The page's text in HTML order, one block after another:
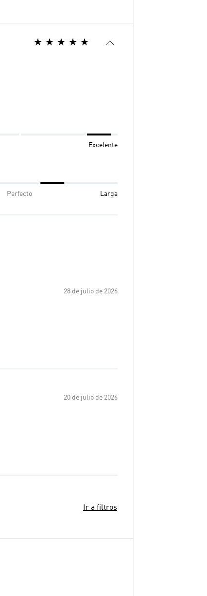
Excelente
Perfecto Larga
28 de julio de 2026
20 de julio de 2026
Ir a filtros